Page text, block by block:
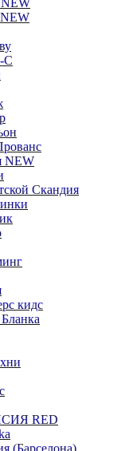
NEW
С
NEW
Скандия
кидс
RED
(Барселона)